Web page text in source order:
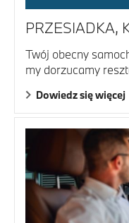
PRZESIADKA,
Twój obecny
my dorzucamy
Dowiedz się więcej